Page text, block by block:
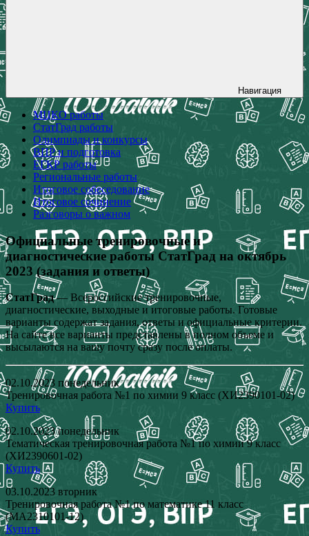
Навигация
МЦКО работы
СтатГрад работы
Олимпиады и конкурсы
ВПР и подготовка
ЕГКР работы
Региональные работы
Итоговое собеседование
Итоговое сочинение
Разговоры о важном
Официальные тренировочные и
диагностические работы СтатГрад на октябрь
2023 (задания и ответы)
СтатГрад— Всероссийские тренировочные,
диагностические, выходные и итоговые работы. Готовые
варианты содержат задания, ответы и официальные критерии.
На сайте все варианты представлены в полном объеме и
высылаются на вашу почту сразу после оплаты.
02.10.2023 понедельник
Тренировочная работа №1 по химии 9 класс (ХИ2390101-02)
Купить
02.10.2023 понедельник
Тематическая тренировочная работа №1 по химии 9 класс
(ХИ2390601-02)
Купить
03.10.2023 вторник
Тренировочная работа №1 по математике 11 класс
(МА2310101-12)
Купить